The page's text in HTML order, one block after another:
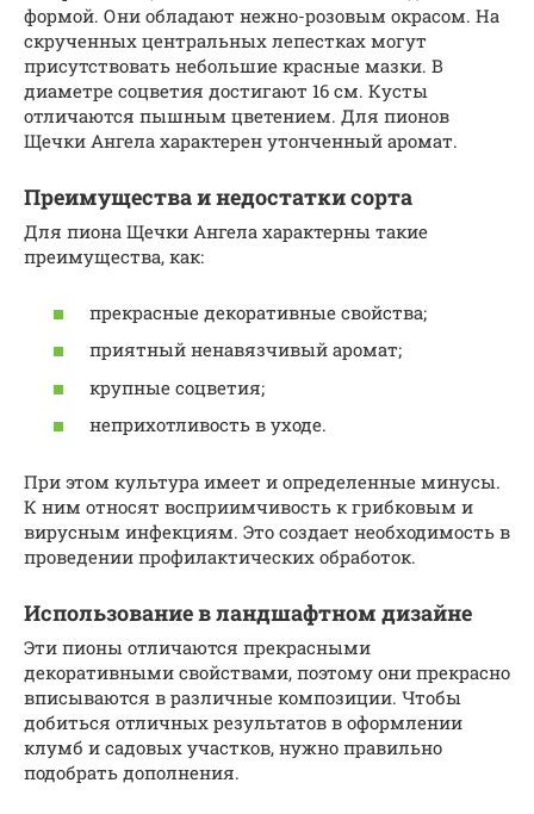
формой. Они обладают нежно-розовым окрасом. На
скрученных центральных лепестках могут
присутствовать небольшие красные мазки. В
диаметре соцветия достигают 16 см. Кусты
отличаются пышным цветением. Для пионов
Щечки Ангела характерен утонченный аромат.
Преимущества и недостатки сорта
Для пиона Щечки Ангела характерны такие
преимущества, как:
прекрасные декоративные свойства;
приятный ненавязчивый аромат;
крупные соцветия;
неприхотливость в уходе.
При этом культура имеет и определенные минусы.
К ним относят восприимчивость к грибковым и
вирусным инфекциям. Это создает необходимость в
проведении профилактических обработок.
Использование в ландшафтном дизайне
Эти пионы отличаются прекрасными
декоративными свойствами, поэтому они прекрасно
вписываются в различные композиции. Чтобы
добиться отличных результатов в оформлении
клумб и садовых участков, нужно правильно
подобрать дополнения.